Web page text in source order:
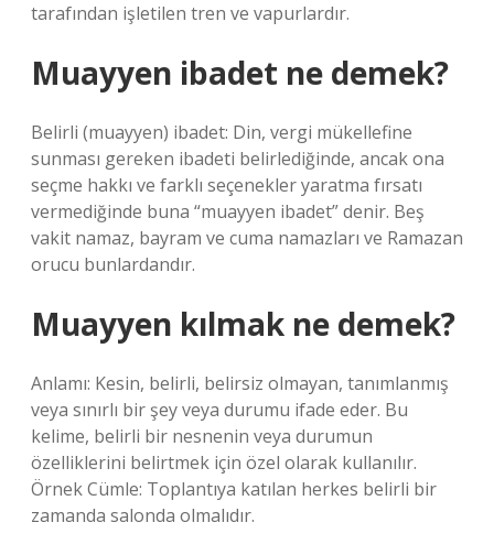
tarafından işletilen tren ve vapurlardır.
Muayyen ibadet ne demek?
Belirli (muayyen) ibadet: Din, vergi mükellefine
sunması gereken ibadeti belirlediğinde, ancak ona
seçme hakkı ve farklı seçenekler yaratma fırsatı
vermediğinde buna “muayyen ibadet” denir. Beş
vakit namaz, bayram ve cuma namazları ve Ramazan
orucu bunlardandır.
Muayyen kılmak ne demek?
Anlamı: Kesin, belirli, belirsiz olmayan, tanımlanmış
veya sınırlı bir şey veya durumu ifade eder. Bu
kelime, belirli bir nesnenin veya durumun
özelliklerini belirtmek için özel olarak kullanılır.
Örnek Cümle: Toplantıya katılan herkes belirli bir
zamanda salonda olmalıdır.